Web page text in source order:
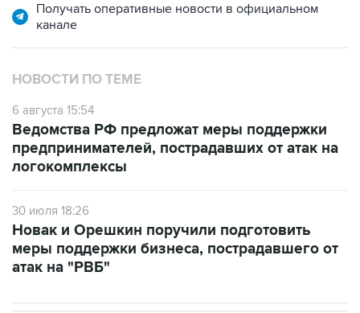
Получать оперативные новости в официальном
канале
НОВОСТИ ПО ТЕМЕ
6 августа 15:54
Ведомства РФ предложат меры поддержки
предпринимателей, пострадавших от атак на
логокомплексы
30 июля 18:26
Новак и Орешкин поручили подготовить
меры поддержки бизнеса, пострадавшего от
атак на "РВБ"